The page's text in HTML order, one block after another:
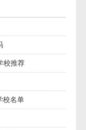
校推荐
校名单